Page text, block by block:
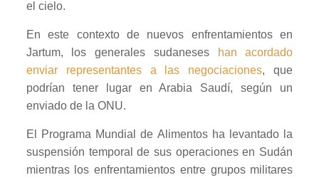
el cielo.
En este contexto de nuevos enfrentamientos en
Jartum, los generales sudaneses
han acordado
enviar representantes a las negociaciones, que
podrían tener lugar en Arabia Saudí, según un
enviado de la ONU.
El Programa Mundial de Alimentos ha levantado la
suspensión temporal de sus operaciones en Sudán
mientras los enfrentamientos entre grupos militares